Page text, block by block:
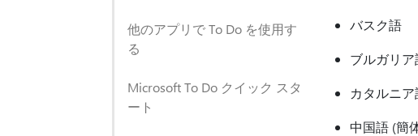
他のアプリで To Do を使用す
る
Microsoft To Do クイック スタ
ート
バスク語
ブルガリア
カタルニア
中国語 (簡